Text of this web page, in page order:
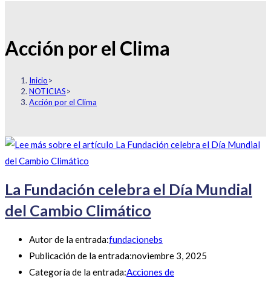
Acción por el Clima
Inicio>
NOTICIAS>
Acción por el Clima
La Fundación celebra el Día Mundial
del Cambio Climático
Autor de la entrada:fundacionebs
Publicación de la entrada:noviembre 3, 2025
Categoría de la entrada:Acciones de